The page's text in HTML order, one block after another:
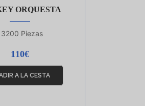
ORQUESTA
Piezas
110€